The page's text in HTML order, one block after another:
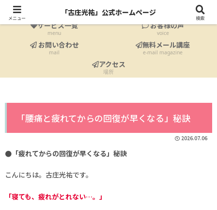
profile
サービス一覧
menu
お客様の声
voice
お問い合わせ
mail
無料メール講座
e-mail magazine
アクセス
場所
「腰痛と疲れてからの回復が早くなる」秘訣
2026.07.06
●「疲れてからの回復が早くなる」秘訣
こんにちは。古庄光祐です。
「寝ても、疲れがとれない…。」
メニュー
「古庄光祐」公式ホームページ
検索